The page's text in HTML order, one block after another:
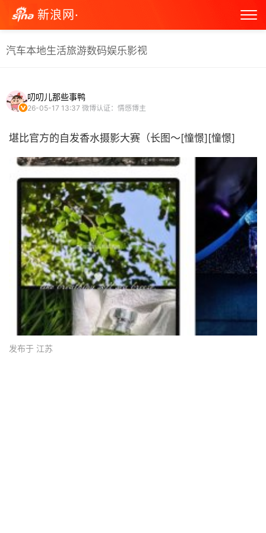
新浪网·
汽车本地生活旅游数码娱乐影视
叨叨儿那些事鸭
26-05-17 13:37 微博认证：情感博主
堪比官方的自发香水摄影大赛（长图～[憧憬][憧憬] ​
发布于 江苏